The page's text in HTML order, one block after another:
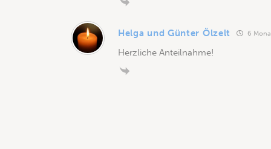
Helga und Günter Ölzelt 6
Herzliche Anteilnahme!